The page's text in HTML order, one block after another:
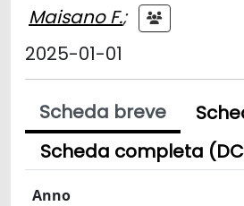
Maisano F.;
2025-01-01
Scheda breve
Scheda completa
Anno